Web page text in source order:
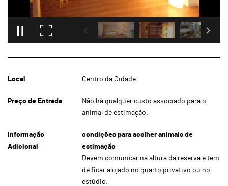
Local Centro da Cidade
Preço de Entrada
Não há qualquer custo associado para o
animal de estimação.
Informação
Adicional
condições para acolher animais de
estimação
Devem comunicar na altura da reserva e tem
de ficar alojado no quarto privativo ou no
estúdio.